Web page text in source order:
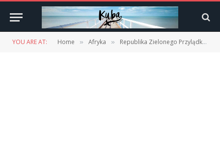
YOU ARE AT: Home » Afryka » Republika Zielonego Przylądka (Cape Verde) cz. 5 – Kuchnia